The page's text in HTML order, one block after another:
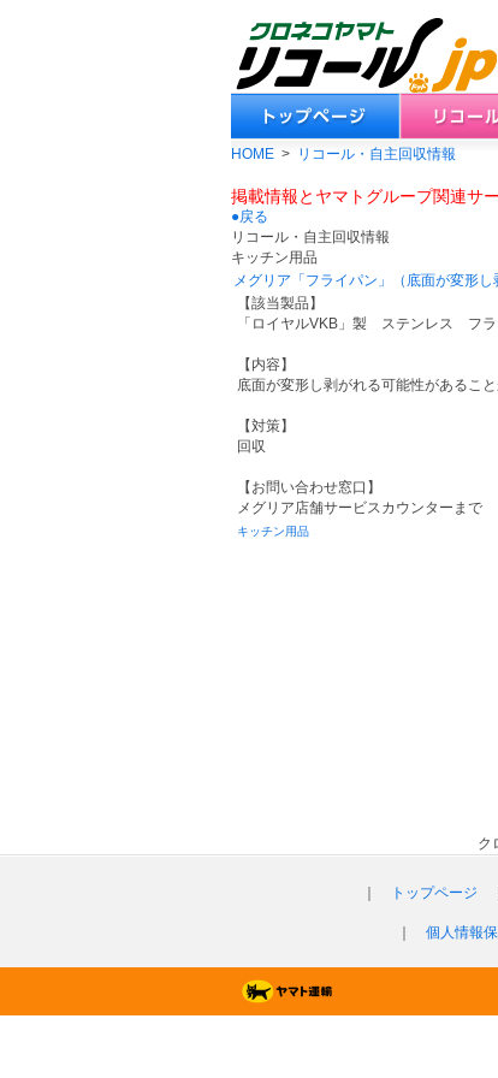
HOME > リコール・自主回収情報
掲載情報とヤマトグループ関連サ
●戻る
リコール・自主回収情報
キッチン用品
メグリア「フライパン」（底面が変形し
【該当製品】
「ロイヤルVKB」製 ステンレス フ
【内容】
底面が変形し剥がれる可能性があること
【対策】
回収
【お問い合わせ窓口】
メグリア店舗サービスカウンターまで
キッチン用品
ク
トップページ
個人情報